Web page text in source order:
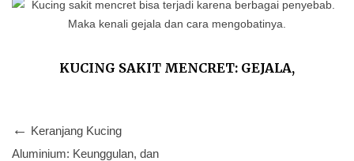
KUCING SAKIT MENCRET: GEJALA,
Keranjang Kucing
Aluminium: Keunggulan, dan